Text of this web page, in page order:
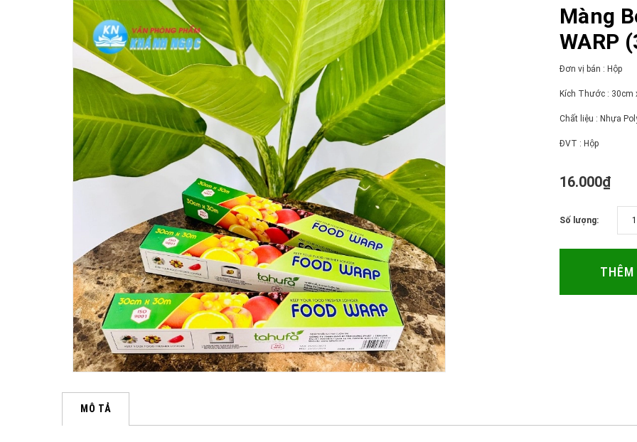
Màng
WARP
Đơn vị bán : Hộp
Kích Thước : 30cm
Chất liệu : Nhựa
ĐVT : Hộp
16.000₫
Số lượng:
THÊM
MÔ TẢ